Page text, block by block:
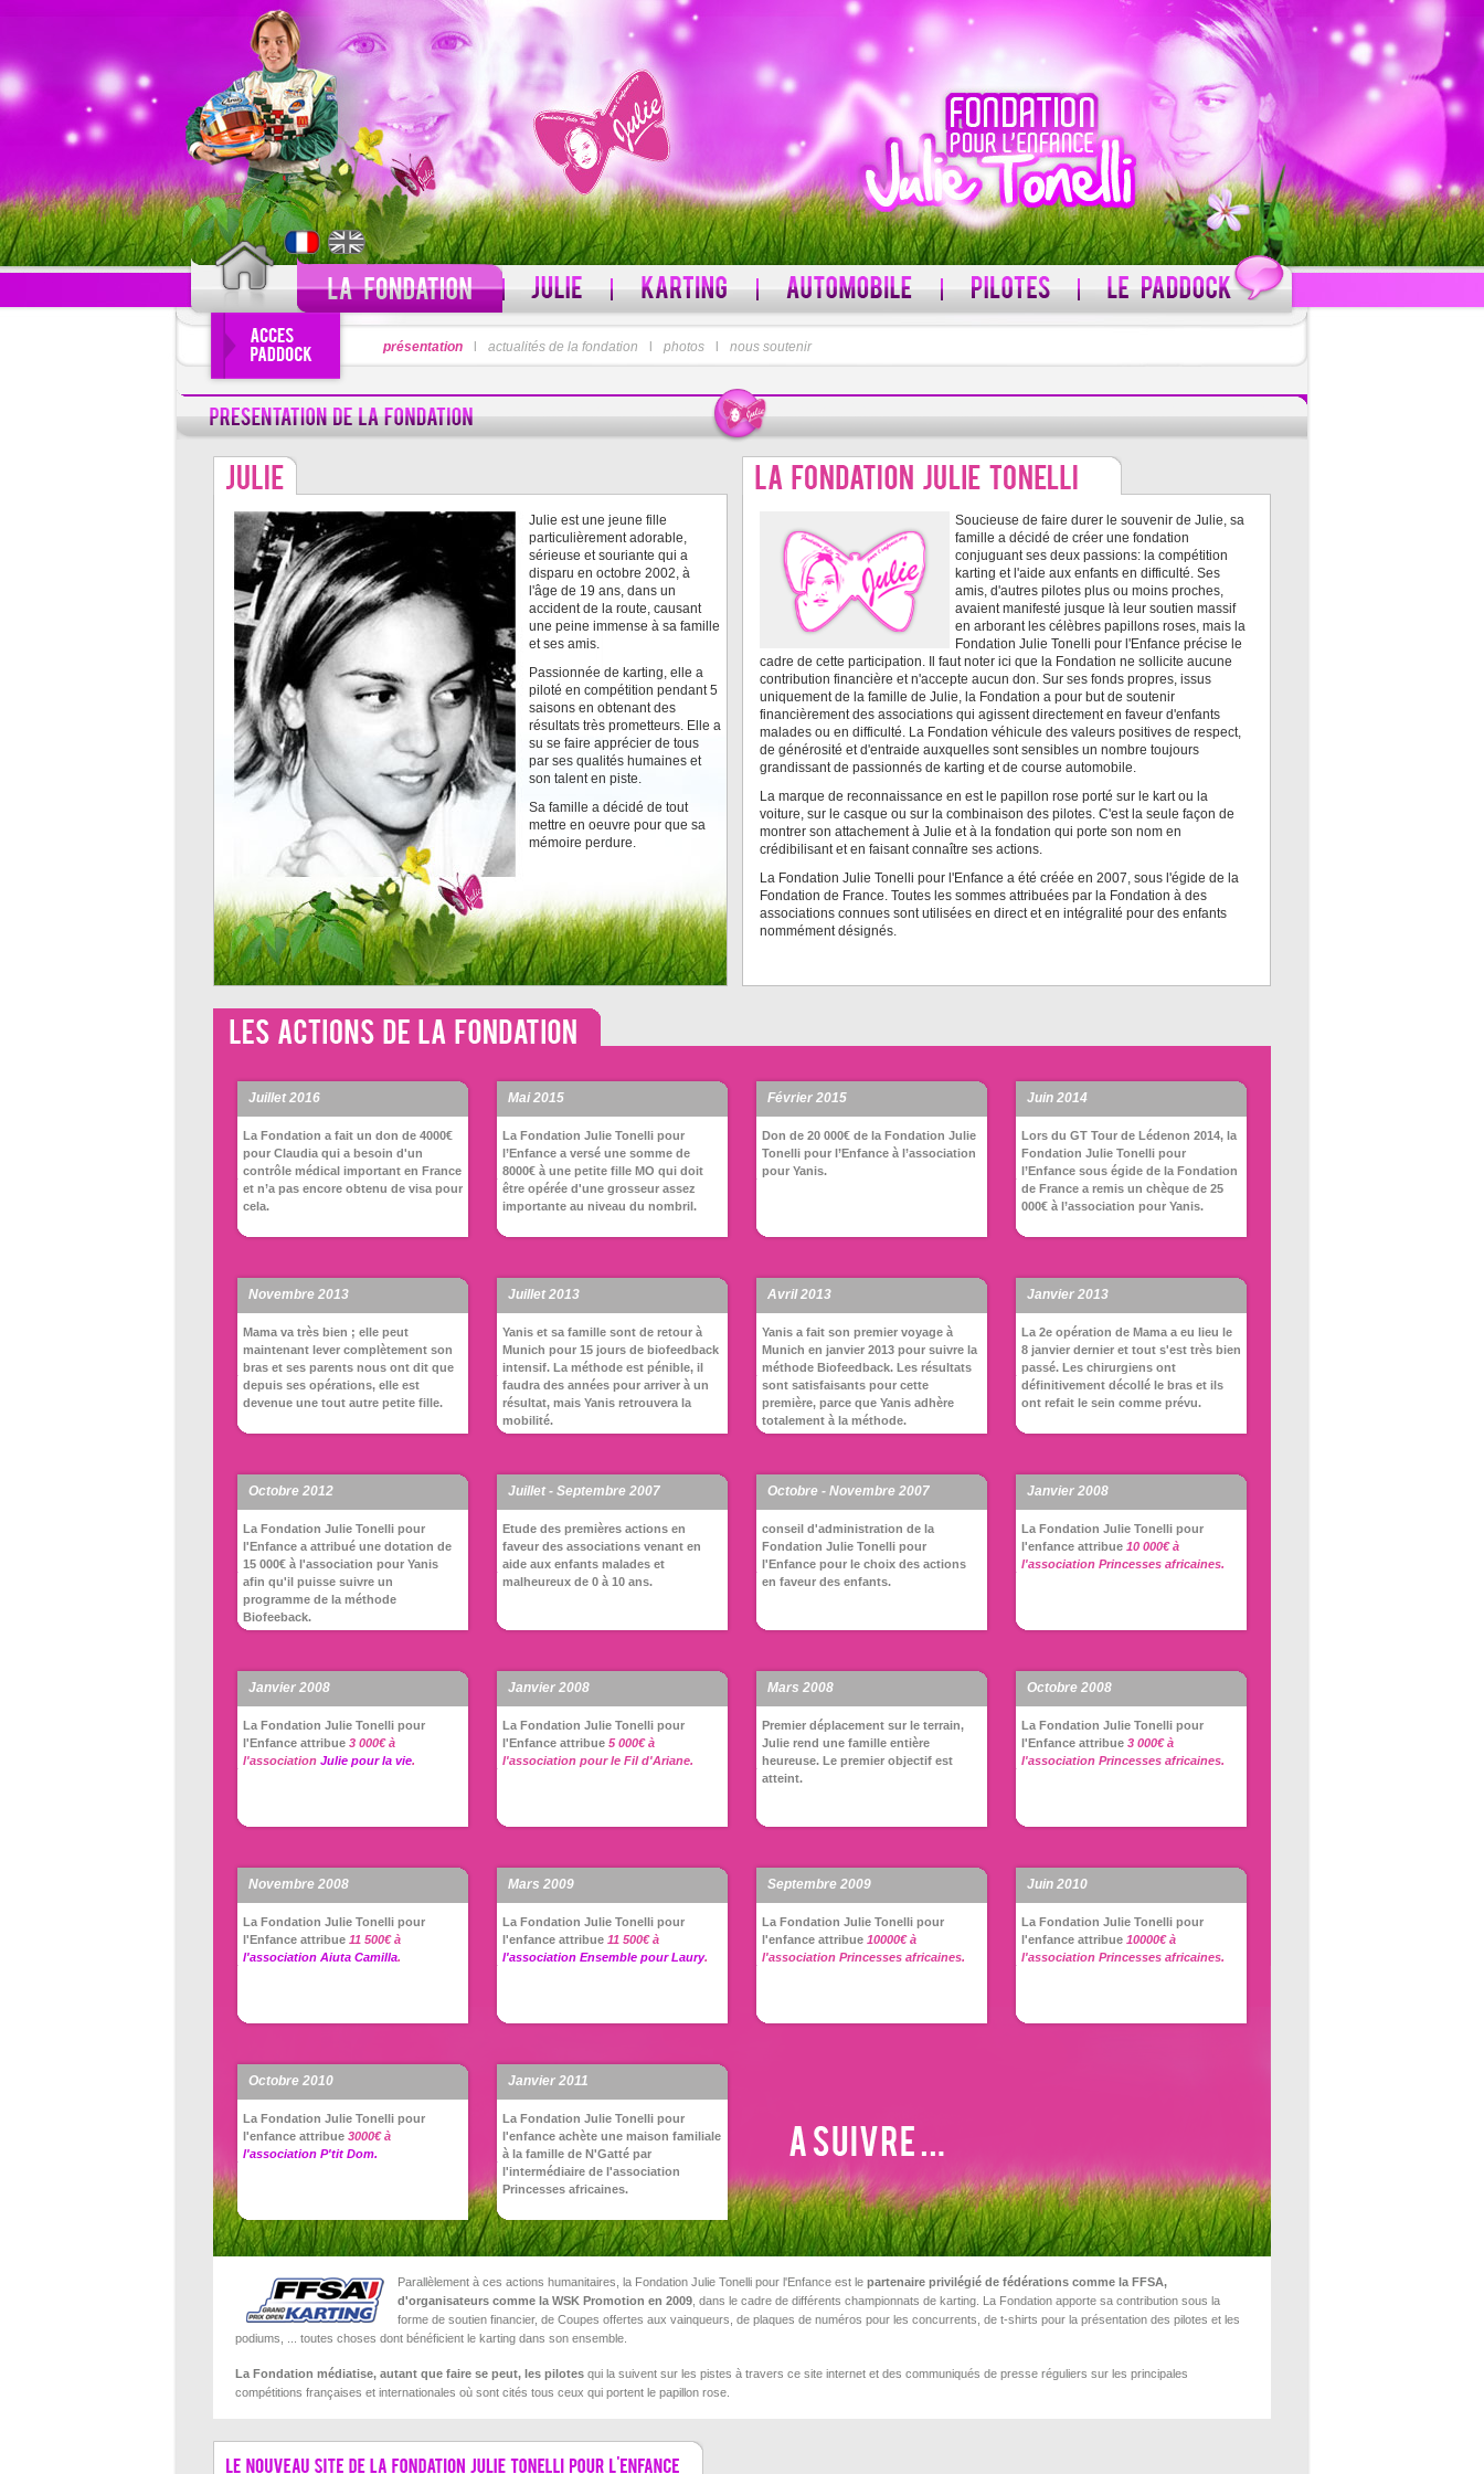
PSEUDO
Pseudo oublié ?
MOT DE PASSE
Mot de passe oublié ?
présentation actualités de la fondation photos nous soutenir
Julie est une jeune fille
particulièrement adorable,
sérieuse et souriante qui a
disparu en octobre 2002, à
l'âge de 19 ans, dans un
accident de la route, causant
une peine immense à sa famille
et ses amis.
Passionnée de karting, elle a
piloté en compétition pendant 5
saisons en obtenant des
résultats très prometteurs. Elle a
su se faire apprécier de tous
par ses qualités humaines et
son talent en piste.
Sa famille a décidé de tout
mettre en oeuvre pour que sa
mémoire perdure.
Soucieuse de faire durer le souvenir de Julie, sa
famille a décidé de créer une fondation
conjuguant ses deux passions: la compétition
karting et l'aide aux enfants en difficulté. Ses
amis, d'autres pilotes plus ou moins proches,
avaient manifesté jusque là leur soutien massif
en arborant les célèbres papillons roses, mais la
Fondation Julie Tonelli pour l'Enfance précise le
cadre de cette participation. Il faut noter ici que la Fondation ne sollicite aucune
contribution financière et n'accepte aucun don. Sur ses fonds propres, issus
uniquement de la famille de Julie, la Fondation a pour but de soutenir
financièrement des associations qui agissent directement en faveur d'enfants
malades ou en difficulté. La Fondation véhicule des valeurs positives de respect,
de générosité et d'entraide auxquelles sont sensibles un nombre toujours
grandissant de passionnés de karting et de course automobile.
La marque de reconnaissance en est le papillon rose porté sur le kart ou la
voiture, sur le casque ou sur la combinaison des pilotes. C'est la seule façon de
montrer son attachement à Julie et à la fondation qui porte son nom en
crédibilisant et en faisant connaître ses actions.
La Fondation Julie Tonelli pour l'Enfance a été créée en 2007, sous l'égide de la
Fondation de France. Toutes les sommes attribuées par la Fondation à des
associations connues sont utilisées en direct et en intégralité pour des enfants
nommément désignés.
Juillet 2016
La Fondation a fait un don de 4000€
pour Claudia qui a besoin d'un
contrôle médical important en France
et n’a pas encore obtenu de visa pour
cela.
Mai 2015
La Fondation Julie Tonelli pour
l’Enfance a versé une somme de
8000€ à une petite fille MO qui doit
être opérée d'une grosseur assez
importante au niveau du nombril.
Février 2015
Don de 20 000€ de la Fondation Julie
Tonelli pour l’Enfance à l’association
pour Yanis.
Juin 2014
Lors du GT Tour de Lédenon 2014, la
Fondation Julie Tonelli pour
l’Enfance sous égide de la Fondation
de France a remis un chèque de 25
000€ à l’association pour Yanis.
Novembre 2013
Mama va très bien ; elle peut
maintenant lever complètement son
bras et ses parents nous ont dit que
depuis ses opérations, elle est
devenue une tout autre petite fille.
Juillet 2013
Yanis et sa famille sont de retour à
Munich pour 15 jours de biofeedback
intensif. La méthode est pénible, il
faudra des années pour arriver à un
résultat, mais Yanis retrouvera la
mobilité.
Avril 2013
Yanis a fait son premier voyage à
Munich en janvier 2013 pour suivre la
méthode Biofeedback. Les résultats
sont satisfaisants pour cette
première, parce que Yanis adhère
totalement à la méthode.
Janvier 2013
La 2e opération de Mama a eu lieu le
8 janvier dernier et tout s'est très bien
passé. Les chirurgiens ont
définitivement décollé le bras et ils
ont refait le sein comme prévu.
Octobre 2012
La Fondation Julie Tonelli pour
l'Enfance a attribué une dotation de
15 000€ à l'association pour Yanis
afin qu'il puisse suivre un
programme de la méthode
Biofeeback.
Juillet - Septembre 2007
Etude des premières actions en
faveur des associations venant en
aide aux enfants malades et
malheureux de 0 à 10 ans.
Octobre - Novembre 2007
conseil d'administration de la
Fondation Julie Tonelli pour
l'Enfance pour le choix des actions
en faveur des enfants.
Janvier 2008
La Fondation Julie Tonelli pour
l'enfance attribue 10 000€ à
l'association Princesses africaines.
Janvier 2008
La Fondation Julie Tonelli pour
l'Enfance attribue 3 000€ à
l'association Julie pour la vie.
Janvier 2008
La Fondation Julie Tonelli pour
l'Enfance attribue 5 000€ à
l'association pour le Fil d'Ariane.
Mars 2008
Premier déplacement sur le terrain,
Julie rend une famille entière
heureuse. Le premier objectif est
atteint.
Octobre 2008
La Fondation Julie Tonelli pour
l'Enfance attribue 3 000€ à
l'association Princesses africaines.
Novembre 2008
La Fondation Julie Tonelli pour
l'Enfance attribue 11 500€ à
l'association Aiuta Camilla.
Mars 2009
La Fondation Julie Tonelli pour
l'enfance attribue 11 500€ à
l'association Ensemble pour Laury.
Septembre 2009
La Fondation Julie Tonelli pour
l'enfance attribue 10000€ à
l'association Princesses africaines.
Juin 2010
La Fondation Julie Tonelli pour
l'enfance attribue 10000€ à
l'association Princesses africaines.
Octobre 2010
La Fondation Julie Tonelli pour
l'enfance attribue 3000€ à
l'association P'tit Dom.
Janvier 2011
La Fondation Julie Tonelli pour
l'enfance achète une maison familiale
à la famille de N'Gatté par
l'intermédiaire de l'association
Princesses africaines.
Parallèlement à ces actions humanitaires, la Fondation Julie Tonelli pour l'Enfance est le partenaire privilégié de fédérations comme la FFSA,
d'organisateurs comme la WSK Promotion en 2009 , dans le cadre de différents championnats de karting. La Fondation apporte sa contribution sous la
forme de soutien financier, de Coupes offertes aux vainqueurs, de plaques de numéros pour les concurrents, de t-shirts pour la présentation des pilotes et les
podiums, ... toutes choses dont bénéficient le karting dans son ensemble.
La Fondation médiatise, autant que faire se peut, les pilotes qui la suivent sur les pistes à travers ce site internet et des communiqués de presse réguliers sur les principales
compétitions françaises et internationales où sont cités tous ceux qui portent le papillon rose.